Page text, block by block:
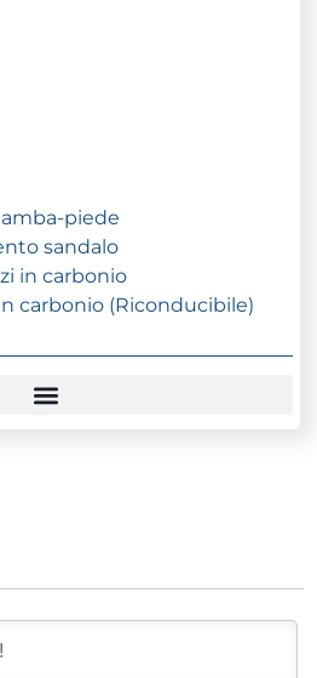
piede
sandalo
in carbonio
carbonio (Riconducibile)